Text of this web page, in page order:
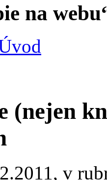
na
(nejen
v